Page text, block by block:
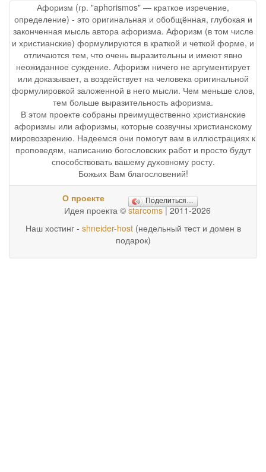
Афоризм (гр. "aphorismos" — краткое изречение,
определение) - это оригинальная и обобщённая, глубокая и
законченная мысль автора афоризма. Афоризм (в том числе
и христианские) формулируются в краткой и четкой форме, и
отличаются тем, что очень выразительны и имеют явно
неожиданное суждение. Афоризм ничего не аргументирует
или доказывает, а воздействует на человека оригинальной
формулировкой заложенной в него мысли. Чем меньше слов,
тем больше выразительность афоризма.
В этом проекте собраны преимущественно христианские
афоризмы или афоризмы, которые созвучны христианскому
мировоззрению. Надеемся они помогут вам в иллюстрациях к
проповедям, написанию богословских работ и просто будут
способствовать вашему духовному росту.
Божьих Вам благословений!
О проекте Поделиться…
Идея проекта © starcoms| 2011-2026
Наш хостинг - shneider-host(недельный тест и домен в
подарок)